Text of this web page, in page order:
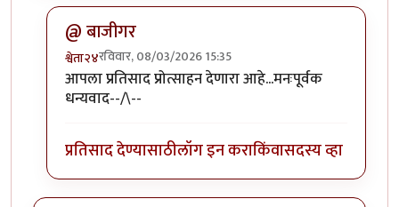
@ बाजीगर
श्वेता२४रविवार, 08/03/2026 15:35
In reply toअतिसुंदर.. मोहकbyबाजीगर
आपला प्रतिसाद प्रोत्साहन देणारा आहे...मनःपूर्वक
धन्यवाद--/\--
प्रतिसाद देण्यासाठीलॉग इन कराकिंवासदस्य व्हा